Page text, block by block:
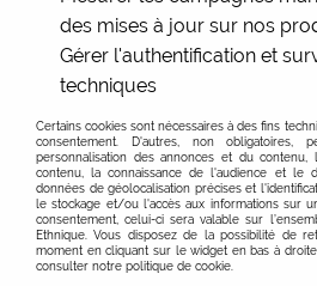
Sac à rabat femme coloré
Les sacs à rabats de la marque
Ils ne sont pas que colorés et
Les sacs à rabats Bibop et Lula
intéressants à plus d'un titre. Ils
des couleurs et des motifs
de matériaux durables et
rabat vous permet de les fermer
des mises à jour sur nos
Gérer l'authentification et
techniques
Certains cookies sont nécessaires à des fins
consentement. D'autres, non
personnalisation des annonces et du
contenu, la connaissance de l'audience et le
données de géolocalisation précises et
le stockage et/ou l'accès aux informations sur
consentement, celui-ci sera valable sur
Ethnique. Vous disposez de la possibilité de
moment en cliquant sur le widget en bas à
consulter notre politique de cookie.